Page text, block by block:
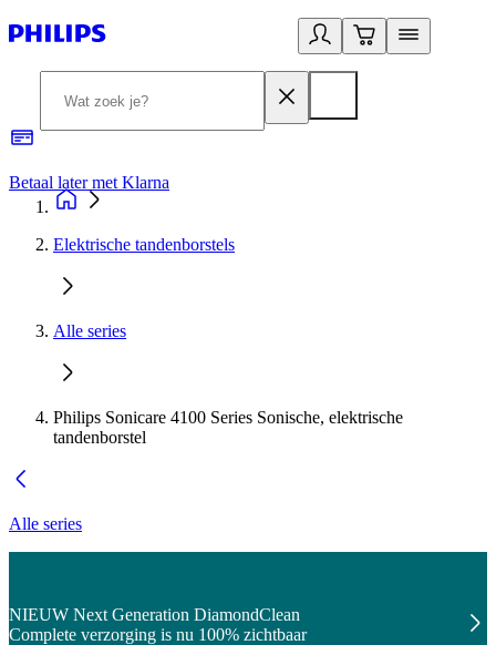
Betaal later met Klarna
Elektrische tandenborstels
Alle series
Philips Sonicare 4100 Series Sonische, elektrische
tandenborstel
Alle series
NIEUW Next Generation DiamondClean
Complete verzorging is nu 100% zichtbaar